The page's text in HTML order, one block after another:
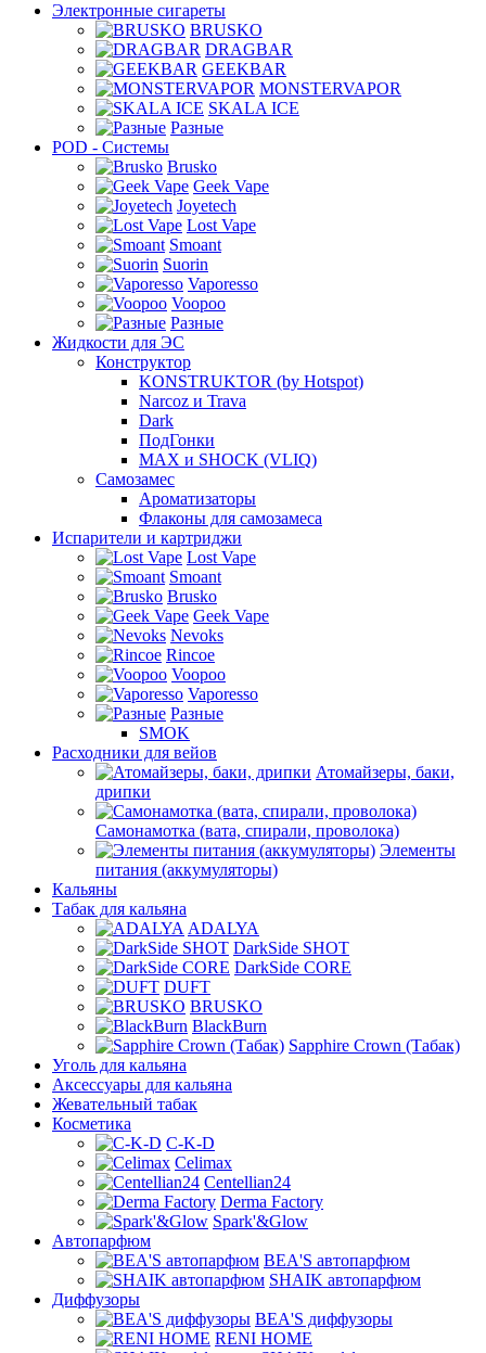
Электронные сигареты
BRUSKO
DRAGBAR
GEEKBAR
MONSTERVAPOR
SKALA ICE
Разные
POD - Системы
Brusko
Geek Vape
Joyetech
Lost Vape
Smoant
Suorin
Vaporesso
Voopoo
Разные
Жидкости для ЭС
Конструктор
KONSTRUKTOR (by Hotspot)
Narcoz и Trava
Dark
ПодГонки
MAX и SHOCK (VLIQ)
Самозамес
Ароматизаторы
Флаконы для самозамеса
Испарители и картриджи
Lost Vape
Smoant
Brusko
Geek Vape
Nevoks
Rincoe
Voopoo
Vaporesso
Разные
SMOK
Расходники для вейов
Атомайзеры, баки,
дрипки
Самонамотка (вата, спирали, проволока)
Элементы
питания (аккумуляторы)
Кальяны
Табак для кальяна
ADALYA
DarkSide SHOT
DarkSide CORE
DUFT
BRUSKO
BlackBurn
Sapphire Crown (Табак)
Уголь для кальяна
Аксессуары для кальяна
Жевательный табак
Косметика
C-K-D
Celimax
Centellian24
Derma Factory
Spark'&Glow
Автопарфюм
BEA'S автопарфюм
SHAIK автопарфюм
Диффузоры
BEA'S диффузоры
RENI HOME